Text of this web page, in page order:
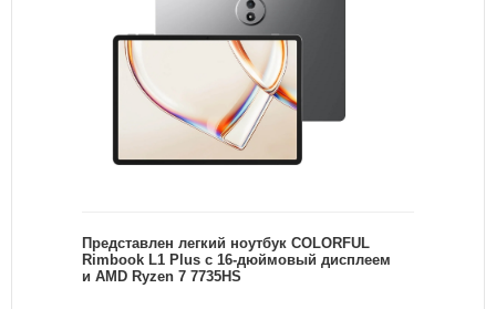
Представлен легкий ноутбук COLORFUL
Rimbook L1 Plus с 16-дюймовый дисплеем
и AMD Ryzen 7 7735HS